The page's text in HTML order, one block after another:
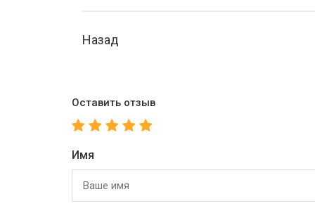
Назад
Оставить отзыв
Имя